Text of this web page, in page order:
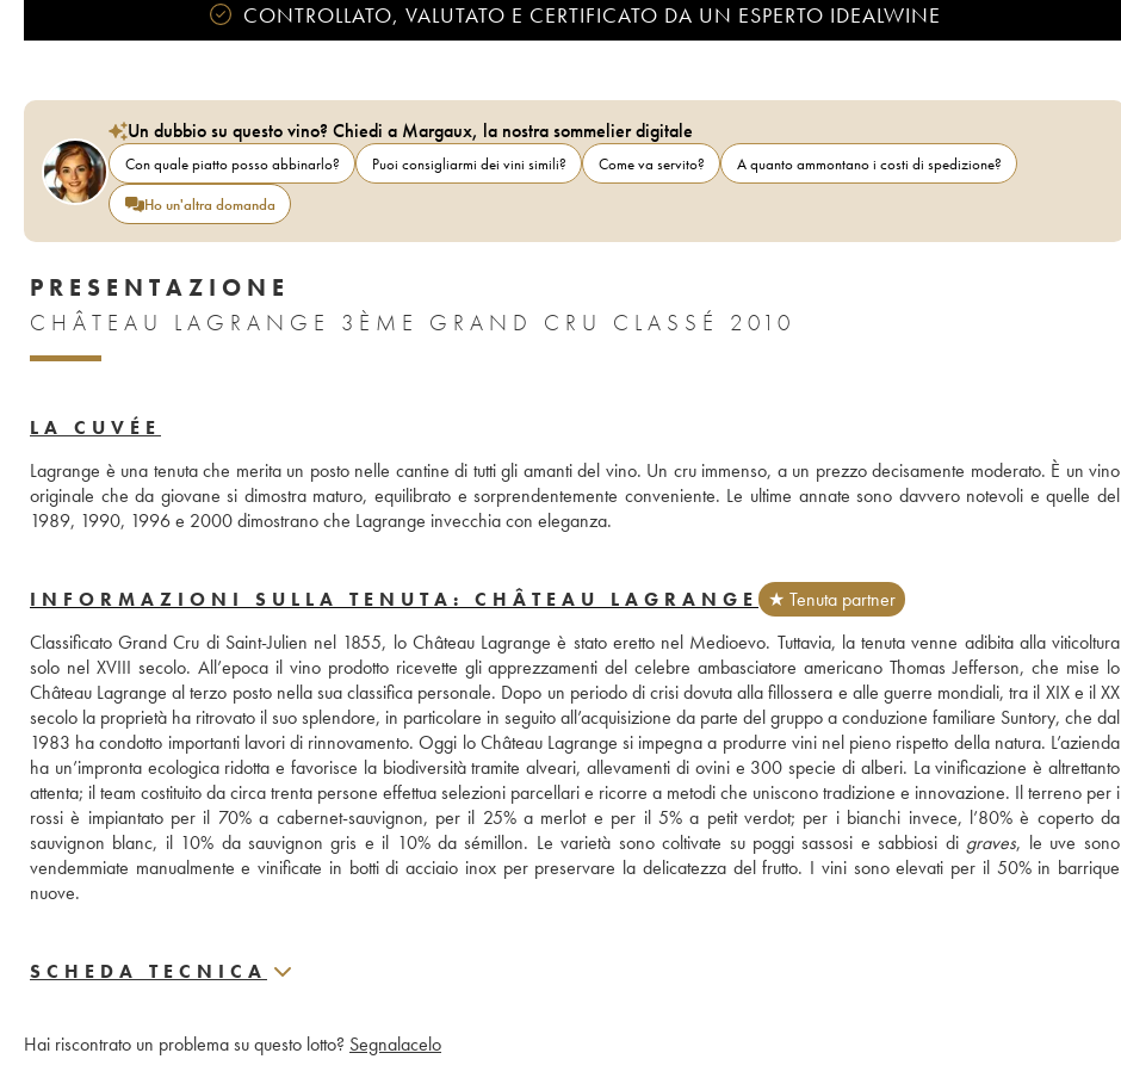
CONTROLLATO, VALUTATO E CERTIFICATO DA UN ESPERTO IDEALWINE
Un dubbio su questo vino? Chiedi a Margaux, la nostra sommelier digitale
Con quale piatto posso abbinarlo? Puoi consigliarmi dei vini simili? Come va servito?
A quanto ammontano i costi di spedizione?
Ho un'altra domanda
PRESENTAZIONE
CHÂTEAU LAGRANGE 3ÈME GRAND CRU CLASSÉ 2010
LA CUVÉE
Lagrange è una tenuta che merita un posto nelle cantine di tutti gli amanti del vino. Un cru immenso, a un prezzo decisamente moderato. È un vino
originale che da giovane si dimostra maturo, equilibrato e sorprendentemente conveniente. Le ultime annate sono davvero notevoli e quelle del
1989, 1990, 1996 e 2000 dimostrano che Lagrange invecchia con eleganza.
INFORMAZIONI SULLA TENUTA: CHÂTEAU LAGRANGE
★ Tenuta partner
Classificato Grand Cru di Saint-Julien nel 1855, lo Château Lagrange è stato eretto nel Medioevo. Tuttavia, la tenuta venne adibita alla viticoltura
solo nel XVIII secolo. All’epoca il vino prodotto ricevette gli apprezzamenti del celebre ambasciatore americano Thomas Jefferson, che mise lo
Château Lagrange al terzo posto nella sua classifica personale. Dopo un periodo di crisi dovuta alla fillossera e alle guerre mondiali, tra il XIX e il XX
secolo la proprietà ha ritrovato il suo splendore, in particolare in seguito all’acquisizione da parte del gruppo a conduzione familiare Suntory, che dal
1983 ha condotto importanti lavori di rinnovamento. Oggi lo Château Lagrange si impegna a produrre vini nel pieno rispetto della natura. L’azienda
ha un’impronta ecologica ridotta e favorisce la biodiversità tramite alveari, allevamenti di ovini e 300 specie di alberi. La vinificazione è altrettanto
attenta; il team costituito da circa trenta persone effettua selezioni parcellari e ricorre a metodi che uniscono tradizione e innovazione. Il terreno per i
rossi è impiantato per il 70% a cabernet-sauvignon, per il 25% a merlot e per il 5% a petit verdot; per i bianchi invece, l’80% è coperto da
sauvignon blanc, il 10% da sauvignon gris e il 10% da sémillon. Le varietà sono coltivate su poggi sassosi e sabbiosi di graves, le uve sono
vendemmiate manualmente e vinificate in botti di acciaio inox per preservare la delicatezza del frutto. I vini sono elevati per il 50% in barrique
nuove.
SCHEDA TECNICA
Hai riscontrato un problema su questo lotto? Segnalacelo